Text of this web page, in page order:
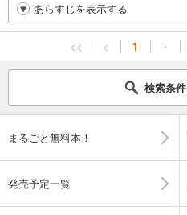
あらすじを表示する
<< < 1 ・
検索条
まるごと無料本！
発売予定一覧